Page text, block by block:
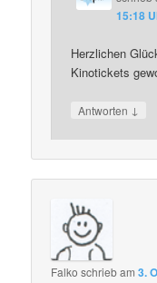
15:18
Herzlichen
Kinotickets
Antworten ↓
Falko schriebam3.